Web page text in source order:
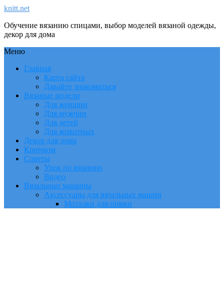
knitt.net
Обучение вязанию спицами, выбор моделей вязаной одежды,
декор для дома
Меню
Главная
Карта сайта
Давайте знакомиться
Вязаные модели
Для женщин
Для мужчин
Для детей
Для животных
Декор для дома
Крючком
Советы
Урок по вязанию
Видео
Вязальные машины
Аксессуары для вязальных машин
Моталки для пряжи